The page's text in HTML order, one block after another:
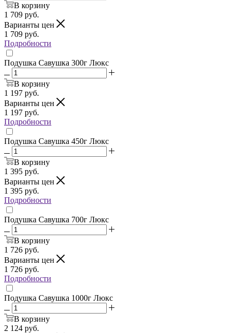
В корзину
1 709 руб.
Варианты цен
1 709 руб.
Подробности
Подушка Савушка 300г Люкс
В корзину
1 197 руб.
Варианты цен
1 197 руб.
Подробности
Подушка Савушка 450г Люкс
В корзину
1 395 руб.
Варианты цен
1 395 руб.
Подробности
Подушка Савушка 700г Люкс
В корзину
1 726 руб.
Варианты цен
1 726 руб.
Подробности
Подушка Савушка 1000г Люкс
В корзину
2 124 руб.